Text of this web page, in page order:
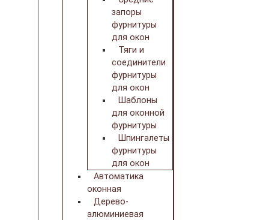
запоры
фурнитуры
для окон
Тяги и
соединители
фурнитуры
для окон
Шаблоны
для оконной
фурнитуры
Шпингалеты
фурнитуры
для окон
Автоматика
оконная
Дерево-
алюминиевая